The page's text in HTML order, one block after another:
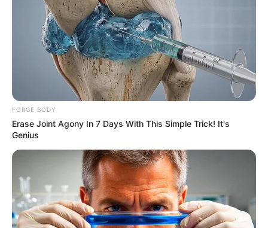
FORGE BODY
Erase Joint Agony In 7 Days With This Simple Trick! It's
Genius